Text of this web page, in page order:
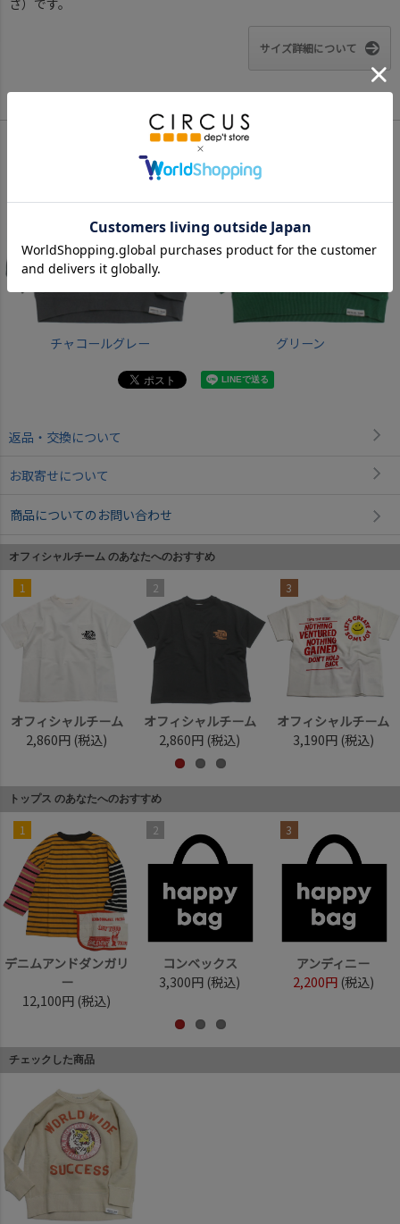
さ）です。
サイズ詳細について
チャコールグレー グリーン
返品・交換について
お取寄せについて
商品についてのお問い合わせ
オフィシャルチーム のあなたへのおすすめ
1
オフィシャルチーム
2,860円 (税込)
2
オフィシャルチーム
2,860円 (税込)
3
オフィシャルチーム
3,190円 (税込)
トップス のあなたへのおすすめ
1
デニムアンドダンガリ
ー
12,100円 (税込)
2
コンベックス
3,300円 (税込)
3
アンディニー
2,200円 (税込)
チェックした商品